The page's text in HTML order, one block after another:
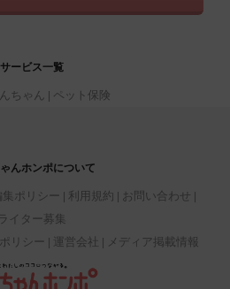
サービス一覧
ちゃん ペット保険
んホンポについて
集ポリシー 利用規約
お問い合わせ
ライター募集
リシー 運営会社 メディア掲載情報